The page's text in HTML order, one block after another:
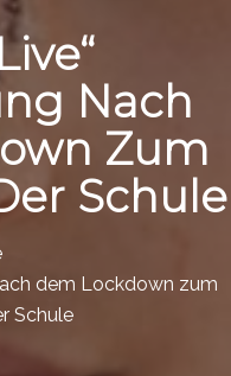
Nach
Zum
Schule
dem Lockdown zum
Schule